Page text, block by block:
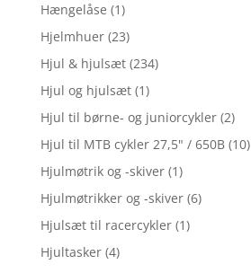
Hængelåse (1)
Hjelmhuer (23)
Hjul & hjulsæt (234)
Hjul og hjulsæt (1)
Hjul til børne- og juniorcykler (2)
Hjul til MTB cykler 27,5" / 650B (10)
Hjulmøtrik og -skiver (1)
Hjulmøtrikker og -skiver (6)
Hjulsæt til racercykler (1)
Hjultasker (4)